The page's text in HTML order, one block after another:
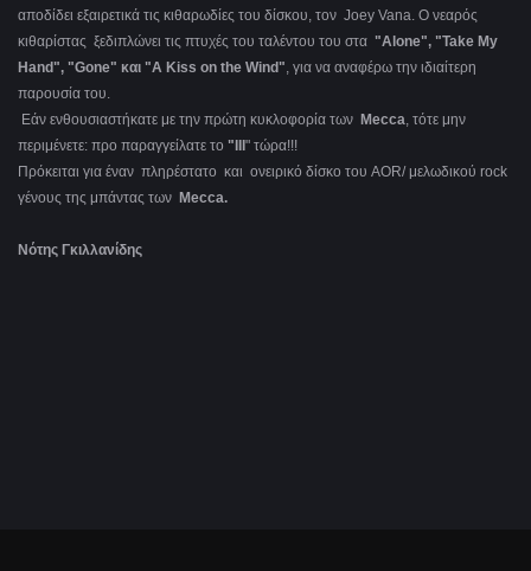
αποδίδει εξαιρετικά τις κιθαρωδίες του δίσκου, τον Joey Vana. Ο νεαρός
κιθαρίστας ξεδιπλώνει τις πτυχές του ταλέντου του στα "Alone", "Take My
Hand", "Gone" και "A Kiss on the Wind", για να αναφέρω την ιδιαίτερη
παρουσία του.
Εάν ενθουσιαστήκατε με την πρώτη κυκλοφορία των Mecca, τότε μην
περιμένετε: προ παραγγείλατε το "ΙΙΙ " τώρα!!!
Πρόκειται για έναν πληρέστατο και ονειρικό δίσκο του AOR/ μελωδικού rock
γένους της μπάντας των Mecca.
Νότης Γκιλλανίδης